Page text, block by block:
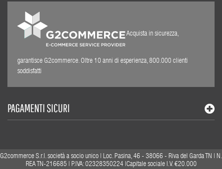
Acquista in sicurezza,
garantisce G2commerce. Oltre 10 anni di esperienza, 800.000 clienti
soddisfatti
PAGAMENTI SICURI
G2commerce S.r.l. società a socio unico | Loc. Pasina, 46 - 38066 - Riva del Garda TN | N.
REA TN-216685 | P.IVA: 02328350224 |Capitale sociale I.V. €20.000